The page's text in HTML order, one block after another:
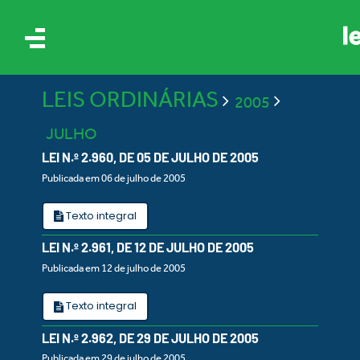
LEIS ORDINÁRIAS
2005
JULHO
LEI N.º 2.960, DE 05 DE JULHO DE 2005
Publicada em 06 de julho de 2005
Texto integral
LEI N.º 2.961, DE 12 DE JULHO DE 2005
Publicada em 12 de julho de 2005
Texto integral
LEI N.º 2.962, DE 29 DE JULHO DE 2005